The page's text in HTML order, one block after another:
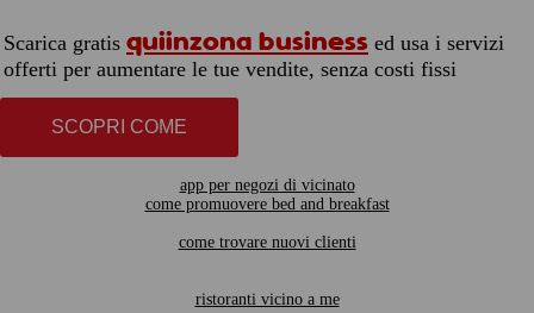
Scarica gratis quiinzona business ed usa i servizi
offerti per aumentare le tue vendite, senza costi fissi
SCOPRI COME
app per negozi di vicinato
come promuovere bed and breakfast
come trovare nuovi clienti
ristoranti vicino a me